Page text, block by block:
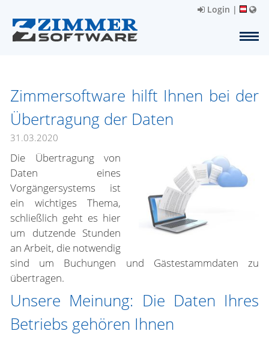
Login |
Zimmersoftware hilft Ihnen bei der
Übertragung der Daten
31.03.2020
Die Übertragung von
Daten eines
Vorgängersystems ist
ein wichtiges Thema,
schließlich geht es hier
um dutzende Stunden
an Arbeit, die notwendig
sind um Buchungen und Gästestammdaten zu
übertragen.
Unsere Meinung: Die Daten Ihres
Betriebs gehören Ihnen